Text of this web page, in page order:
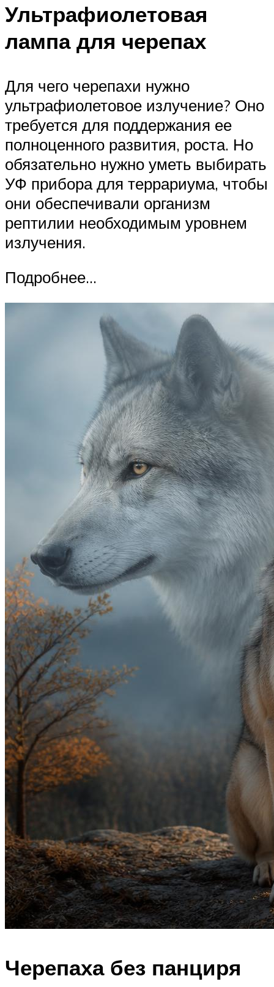
Ультрафиолетовая
лампа для черепах
Для чего черепахи нужно
ультрафиолетовое излучение? Оно
требуется для поддержания ее
полноценного развития, роста. Но
обязательно нужно уметь выбирать
УФ прибора для террариума, чтобы
они обеспечивали организм
рептилии необходимым уровнем
излучения.
Подробнее…
Черепаха без панциря